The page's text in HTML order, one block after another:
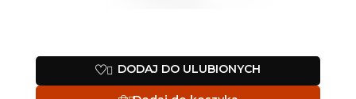
 DODAJ DO ULUBIONYCH